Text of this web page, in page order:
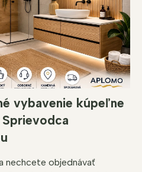
vybavenie kúpeľne
nechcete objednávať